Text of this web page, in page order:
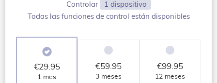
Controlar
1 dispositivo
Todas las funciones de control están disponibles
€29.95
1 mes
€59.95
3 meses
€99.95
12 meses